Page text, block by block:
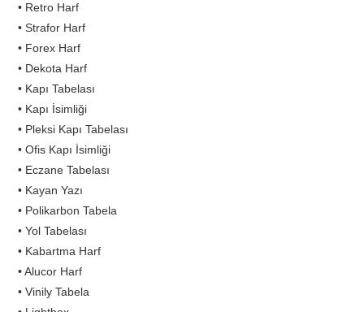
• Retro Harf
• Strafor Harf
• Forex Harf
• Dekota Harf
• Kapı Tabelası
• Kapı İsimliği
• Pleksi Kapı Tabelası
• Ofis Kapı İsimliği
• Eczane Tabelası
• Kayan Yazı
• Polikarbon Tabela
• Yol Tabelası
• Kabartma Harf
• Alucor Harf
• Vinily Tabela